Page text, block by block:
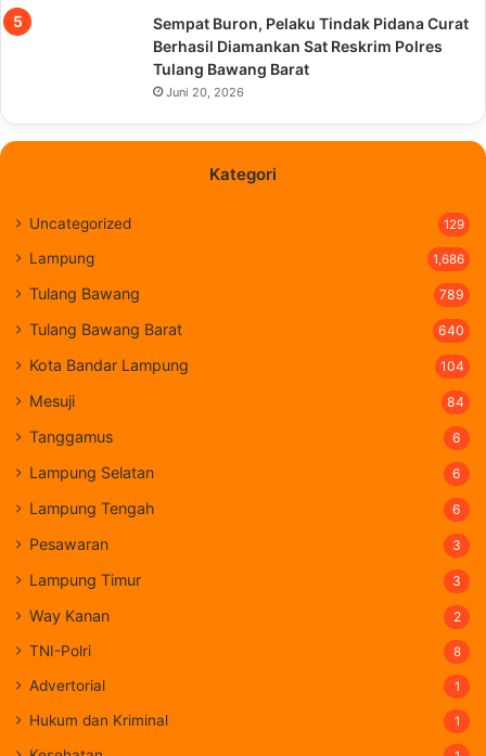
Sempat Buron, Pelaku Tindak Pidana Curat
Berhasil Diamankan Sat Reskrim Polres
Tulang Bawang Barat
Juni 20, 2026
Kategori
Uncategorized 129
Lampung 1,686
Tulang Bawang 789
Tulang Bawang Barat 640
Kota Bandar Lampung 104
Mesuji 84
Tanggamus 6
Lampung Selatan 6
Lampung Tengah 6
Pesawaran 3
Lampung Timur 3
Way Kanan 2
TNI-Polri 8
Advertorial 1
Hukum dan Kriminal 1